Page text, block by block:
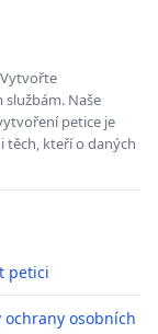
Naše
petice je
těch, kteří o daných
petici
ochrany osobních